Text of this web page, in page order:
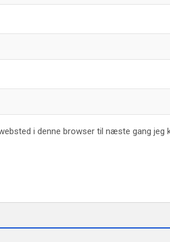
i denne browser til næste gang jeg